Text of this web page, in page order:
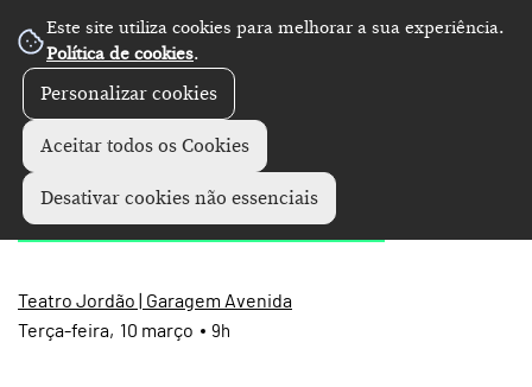
Este site utiliza cookies para melhorar a sua experiência.
Política de cookies.
Personalizar cookies
Aceitar todos os Cookies
Desativar cookies não essenciais
Eventos +
Green Horizons
Teatro Jordão | Garagem Avenida
10 março
Terça 9h